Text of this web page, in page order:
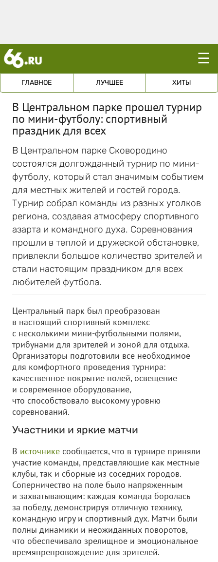
☰
ГЛАВНОЕ ЛУЧШЕЕ ХИТЫ
В Центральном парке прошел турнир
по мини-футболу: спортивный
праздник для всех
В Центральном парке Сковородино
состоялся долгожданный турнир по мини-
футболу, который стал значимым событием
для местных жителей и гостей города.
Турнир собрал команды из разных уголков
региона, создавая атмосферу спортивного
азарта и командного духа. Соревнования
прошли в теплой и дружеской обстановке,
привлекли большое количество зрителей и
стали настоящим праздником для всех
любителей футбола.
Центральный парк был преобразован
в настоящий спортивный комплекс
с несколькими мини-футбольными полями,
трибунами для зрителей и зоной для отдыха.
Организаторы подготовили все необходимое
для комфортного проведения турнира:
качественное покрытие полей, освещение
и современное оборудование,
что способствовало высокому уровню
соревнований.
Участники и яркие матчи
В источнике сообщается, что в турнире приняли
участие команды, представляющие как местные
клубы, так и сборные из соседних городов.
Соперничество на поле было напряженным
и захватывающим: каждая команда боролась
за победу, демонстрируя отличную технику,
командную игру и спортивный дух. Матчи были
полны динамики и неожиданных поворотов,
что обеспечивало зрелищное и эмоциональное
времяпрепровождение для зрителей.